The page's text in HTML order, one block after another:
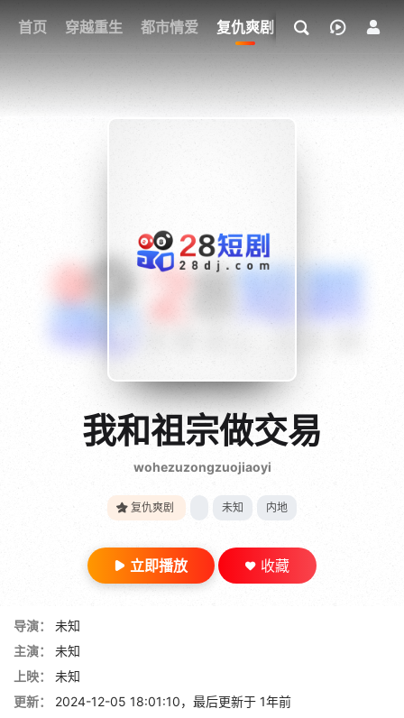
首页 穿越重生 都市情爱 复仇爽剧 玄幻武侠 奇幻
我的观影记录
{if condition="$obj.vod_points
28短剧
我和祖宗做交易
wohezuzongzuojiaoyi
复仇爽剧 未知 内地
立即播放 收藏
导演：
未知
主演：
未知
上映：
未知
更新：
2024-12-05 18:01:10，最后更新于 1年前